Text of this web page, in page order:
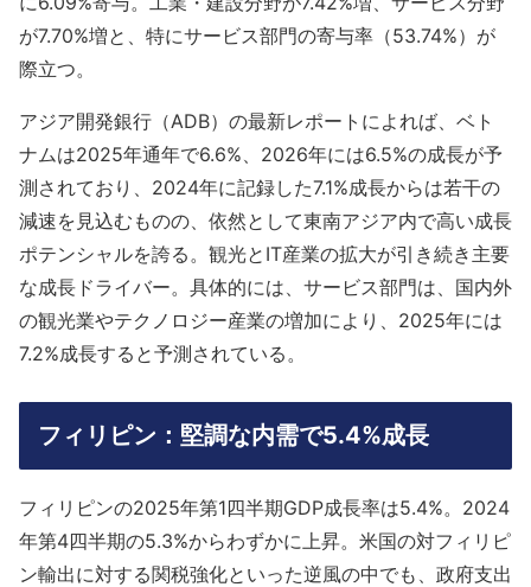
が7.70%増と、特にサービス部門の寄与率（53.74%）が
際立つ。
アジア開発銀行（ADB）の最新レポートによれば、ベト
ナムは2025年通年で6.6%、2026年には6.5%の成長が予
測されており、2024年に記録した7.1%成長からは若干の
減速を見込むものの、依然として東南アジア内で高い成長
ポテンシャルを誇る。観光とIT産業の拡大が引き続き主要
な成長ドライバー。具体的には、サービス部門は、国内外
の観光業やテクノロジー産業の増加により、2025年には
7.2%成長すると予測されている。
フィリピン：堅調な内需で5.4%成長
フィリピンの2025年第1四半期GDP成長率は5.4%。2024
年第4四半期の5.3%からわずかに上昇。米国の対フィリピ
ン輸出に対する関税強化といった逆風の中でも、政府支出